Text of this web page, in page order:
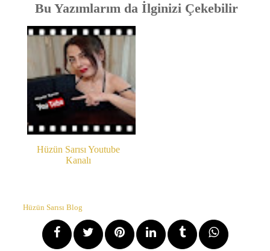
Bu Yazımlarım da İlginizi Çekebilir
Hüzün Sarısı Youtube
Kanalı
Hüzün Sarısı Blog